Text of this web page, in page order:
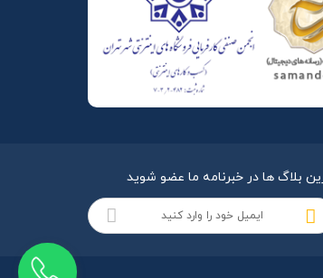
بلاگ ها در خبرنامه ما عضو شوید